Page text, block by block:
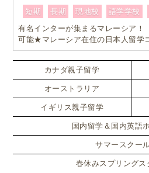
から
まで。
生活習慣を見直したり、他の
医学に頼る人が多い…というの
短期 長期 現地校 語学学校
有名インターが集まるマレーシア
可能★マレーシア在住の日本人留学
お一人おひとりに合ったワンランク
カスタマイズ
カナダ親子留学
オーストラリア
イギリス親子留学
国内留学＆国内英語
サマースクー
春休みスプリングス